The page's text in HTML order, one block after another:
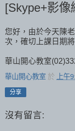
[Skype+影像
您好，由於今天陳
次，確切上課日期
華山開心教室
華山開心教室 於 上午
分享
沒有留言: